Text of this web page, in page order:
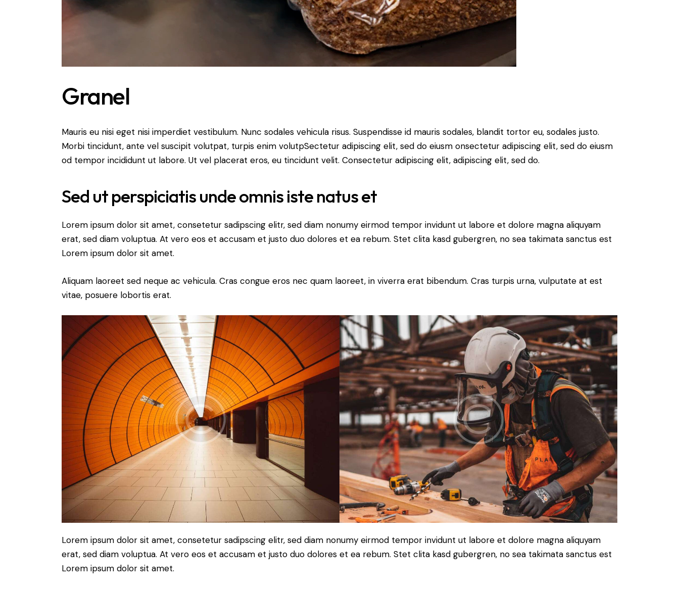
Granel
Mauris eu nisi eget nisi imperdiet vestibulum. Nunc sodales vehicula risus. Suspendisse id mauris sodales, blandit tortor eu, sodales justo.
Morbi tincidunt, ante vel suscipit volutpat, turpis enim volutpSectetur adipiscing elit, sed do eiusm onsectetur adipiscing elit, sed do eiusm
od tempor incididunt ut labore. Ut vel placerat eros, eu tincidunt velit. Consectetur adipiscing elit, adipiscing elit, sed do.
Sed ut perspiciatis unde omnis iste natus et
Lorem ipsum dolor sit amet, consetetur sadipscing elitr, sed diam nonumy eirmod tempor invidunt ut labore et dolore magna aliquyam
erat, sed diam voluptua. At vero eos et accusam et justo duo dolores et ea rebum. Stet clita kasd gubergren, no sea takimata sanctus est
Lorem ipsum dolor sit amet.
Aliquam laoreet sed neque ac vehicula. Cras congue eros nec quam laoreet, in viverra erat bibendum. Cras turpis urna, vulputate at est
vitae, posuere lobortis erat.
Lorem ipsum dolor sit amet, consetetur sadipscing elitr, sed diam nonumy eirmod tempor invidunt ut labore et dolore magna aliquyam
erat, sed diam voluptua. At vero eos et accusam et justo duo dolores et ea rebum. Stet clita kasd gubergren, no sea takimata sanctus est
Lorem ipsum dolor sit amet.